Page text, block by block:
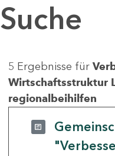
Suche
5 Ergebnisse für
Wirtschaftsstruktur
regionalbeihilfen